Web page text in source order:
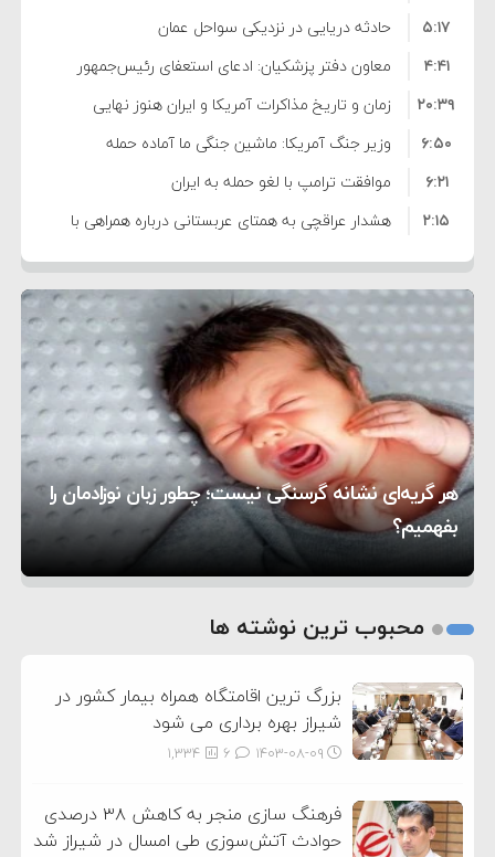
فساد و اختلاس اموال
حادثه دریایی در نزدیکی سواحل عمان
۵:۱۷
معاون دفتر پزشکیان: ادعای استعفای رئیس‌جمهور
واهی و کذب محض است
۴:۴۱
زمان و تاریخ مذاکرات آمریکا و ایران هنوز نهایی
نشده است
۲۰:۳۹
وزیر جنگ آمریکا: ماشین جنگی ما آماده حمله
نظامی علیه ایران است
۶:۵۰
موافقت ترامپ با لغو حمله به ایران
۶:۲۱
هشدار عراقچی به همتای عربستانی درباره همراهی با
آمریکا
۲:۱۵
مقام ارشد امنیتی: برنامه گسترده‌ای برای پاسخ به
دیوانگی آمریکا داریم
۷:۱۰
ترامپ دستور حملات جدید علیه ایران را صادر کرد
۵:۴۵
سپاه: دو نفتکش متخلف مورد اصابت قرار گرفته و
متوقف شدند
۱۲:۵۹
ترامپ مدعی توافق تاریخی برای خلع سلاح کامل
حماس شد
۸:۵۷
اعتراض عراقچی به همتای بلغارستانی به دلیل کمک
به آمریکا در حملات به ایران
۱۶:۱۹
کشورهایی که به متجاوزان کمک می کنند پاسخ
سختی خواهند گرفت
۱۰:۱۵
سنتکام پایان تجاوز جدید به ایران را اعلام کرد
۶:۰۵
هر گریه‌ای نشانه گرسنگی نیست؛ چطور زبان نوزادمان را
بفهمیم؟
تغذیه پدر می‌تواند بر سلامت نوزاد تأثیر بگذارد
روی دیگر زندگی
2
محبوب ترین نوشته ها
بزرگ ترین اقامتگاه همراه بیمار کشور در
شیراز بهره برداری می شود
۱۴۰۳-۰۸-۰۹ 1,334
فرهنگ سازی منجر به کاهش ۳۸ درصدی
حوادث آتش‌سوزی طی امسال در شیراز شد